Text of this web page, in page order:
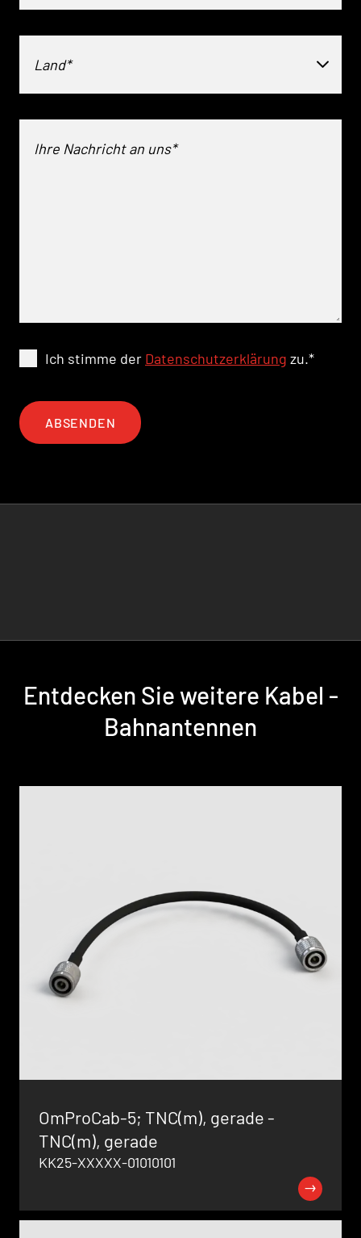
Land*
Ich stimme der Datenschutzerklärung zu.*
ABSENDEN
Entdecken Sie weitere Kabel -
Bahnantennen
OmProCab-5; TNC(m), gerade -
TNC(m), gerade
KK25-XXXXX-01010101